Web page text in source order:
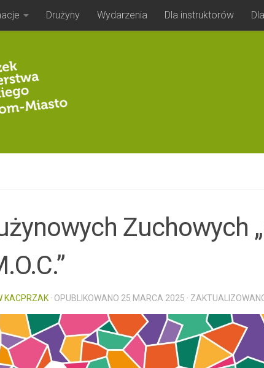
Drużyny Wydarzenia Dla instruktorów
Zuchowych
KACPRZAK · OPUBLIKOWANO 25 MARCA 2025 ·